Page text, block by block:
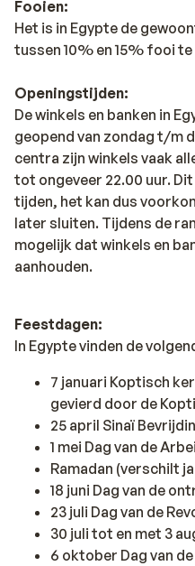
Fooien:
Het is in Egypte de
tussen 10% en 15% fooi te
Openingstijden:
De winkels en banken in
geopend van zondag t/m
centra zijn winkels vaak
tot ongeveer 22.00 uur.
tijden, het kan dus
later sluiten. Tijdens de
mogelijk dat winkels en
aanhouden.
Feestdagen:
In Egypte vinden de
7 januari Koptisch
gevierd door de
25 april Sinaï
1 mei Dag van de
Ramadan (verschilt
18 juni Dag van de
23 juli Dag van de
30 juli tot en met 3
6 oktober Dag van